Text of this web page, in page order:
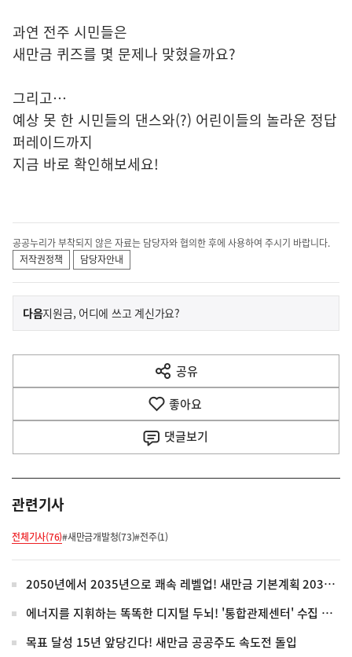
과연 전주 시민들은
새만금 퀴즈를 몇 문제나 맞혔을까요?
그리고…
예상 못 한 시민들의 댄스와(?) 어린이들의 놀라운 정답
퍼레이드까지
지금 바로 확인해보세요!
공공누리가 부착되지 않은 자료는 담당자와 협의한 후에 사용하여 주시기 바랍니다.
저작권정책
담당자안내
이
전
다
음
다음기
사
지원금, 어디에 쓰고 계신가요?
공유
열
기
좋아요
댓글보기
관련기사
전체기사(76)#새만금개발청(73)#전주(1)
2050년에서 2035년으로 쾌속 레벨업! 새만금 기본계획 2035 업데이트
에너지를 지휘하는 똑똑한 디지털 두뇌! '통합관제센터' 수집 완료
목표 달성 15년 앞당긴다! 새만금 공공주도 속도전 돌입